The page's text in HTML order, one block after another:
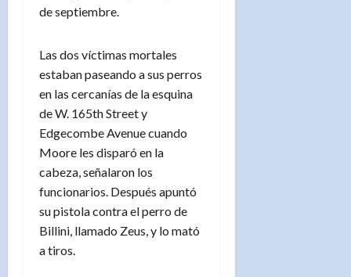
de septiembre.
Las dos víctimas mortales
estaban paseando a sus perros
en las cercanías de la esquina
de W. 165th Street y
Edgecombe Avenue cuando
Moore les disparó en la
cabeza, señalaron los
funcionarios. Después apuntó
su pistola contra el perro de
Billini, llamado Zeus, y lo mató
a tiros.